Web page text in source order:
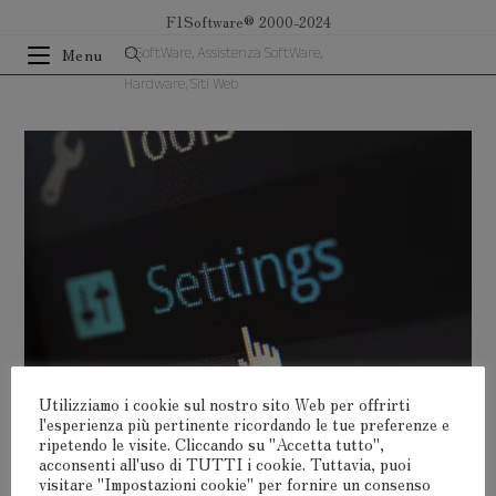
contenuto
F1Software® 2000-2024
Menu
F1SoftWare, Assistenza SoftWare,
Hardware, Siti Web
Utilizziamo i cookie sul nostro sito Web per offrirti
l'esperienza più pertinente ricordando le tue preferenze e
ripetendo le visite. Cliccando su "Accetta tutto",
acconsenti all'uso di TUTTI i cookie. Tuttavia, puoi
visitare "Impostazioni cookie" per fornire un consenso